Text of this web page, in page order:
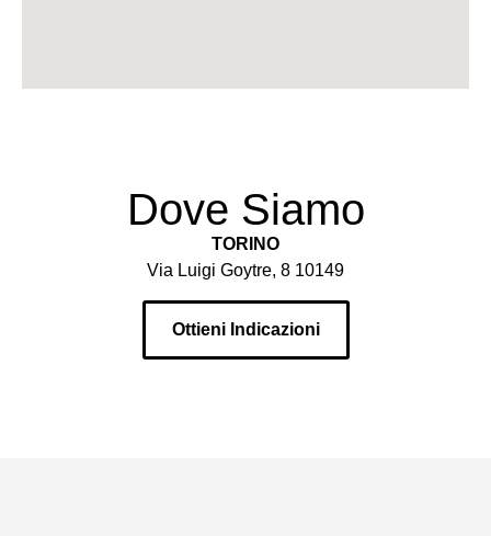
Dove Siamo
TORINO
Via Luigi Goytre, 8 10149
Ottieni Indicazioni